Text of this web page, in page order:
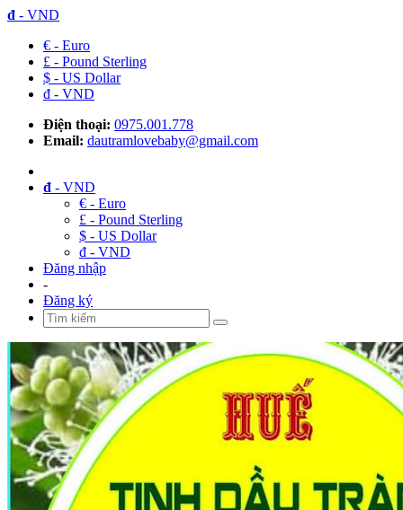
đ - VND
€ - Euro
£ - Pound Sterling
$ - US Dollar
đ - VND
Điện thoại: 0975.001.778
Email: dautramlovebaby@gmail.com
đ - VND
€ - Euro
£ - Pound Sterling
$ - US Dollar
đ - VND
Đăng nhập
-
Đăng ký